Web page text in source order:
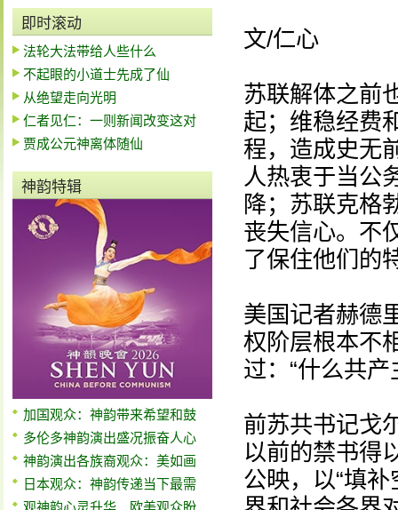
即时滚动
法轮大法带给人些什么
不起眼的小道士先成了仙
从绝望走向光明
仁者见仁：一则新闻改变这对
贾成公元神离体随仙
神韵特辑
加国观众：神韵带来希望和鼓
多伦多神韵演出盛况振奋人心
神韵演出各族裔观众：美如画
日本观众：神韵传递当下最需
观神韵心灵升华 欧美观众盼
文/仁心
苏联解体之前
起；维稳经费
程，造成史无
人热衷于当公
降；苏联克格
丧失信心。不
了保住他们的
美国记者赫德
权阶层根本不
过：“什么共
前苏共书记戈
以前的禁书得
公映，以“填